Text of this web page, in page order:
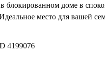
блокированном доме в
место для вашей
4199076